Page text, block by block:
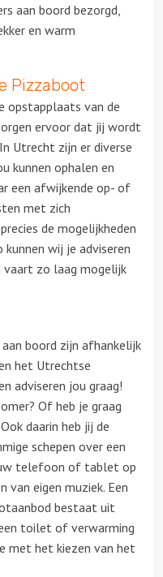
aan boord bezorgd,
en warm
Pizzaboot
opstapplaats van de
ervoor dat jij wordt
Utrecht zijn er diverse
kunnen ophalen en
een afwijkende op- of
met zich
de mogelijkheden
wij je adviseren
zo laag mogelijk
boord zijn afhankelijk
het Utrechtse
adviseren jou graag!
Of heb je graag
daarin heb jij de
schepen over een
telefoon of tablet op
eigen muziek. Een
bestaat uit
toilet of verwarming
met het kiezen van het